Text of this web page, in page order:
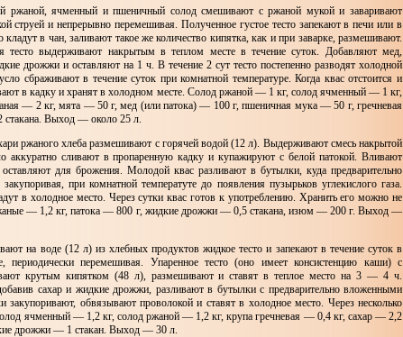
ржаной, ячменный и пшеничный солод смешивают с ржаной мукой и заваривают
струей и непрерывно перемешивая. Полученное густое тесто запекают в печи или в
кладут в чан, заливают такое же количество кипятка, как и при заварке, размешивают.
тесто выдерживают накрытым в теплом месте в течение суток. Добавляют мед,
дрожжи и оставляют на 1 ч. В течение 2 сут тесто постепенно разводят холодной
сбраживают в течение суток при комнатной температуре. Когда квас отстоится и
в кадку и хранят в холодном месте. Солод ржаной — 1 кг, солод ячменный — 1 кг,
— 2 кг, мята — 50 г, мед (или патока) — 100 г, пшеничная мука — 50 г, гречневая
Выход — около 25 л.
ржаного хлеба размешивают с горячей водой (12 л). Выдерживают смесь накрытой
аккуратно сливают в пропаренную кадку и купажируют с белой патокой. Вливают
для брожения. Молодой квас разливают в бутылки, куда предварительно
при комнатной температуте до появления пузырьков углекислого газа.
в холодное место. Через сутки квас готов к употреблению. Хранить его можно не
— 1,2 кг, патока — 800 г, жидкие дрожжи — 0,5 стакана, изюм — 200 г. Выход —
на воде (12 л) из хлебных продуктов жидкое тесто и запекают в течение суток в
периодически перемешивая. Упаренное тесто (оно имеет консистенцию каши) с
крутым кипятком (48 л), размешивают и ставят в теплое место на 3 — 4 ч.
сахар и жидкие дрожжи, разливают в бутылки с предварительно вложенными
обвязывают проволокой и ставят в холодное место. Через несколько
ячменный — 1,2 кг, солод ржаной — 1,2 кг, крупа гречневая — 0,4 кг, сахар — 2,2
дрожжи — 1 стакан. Выход — 30 л.